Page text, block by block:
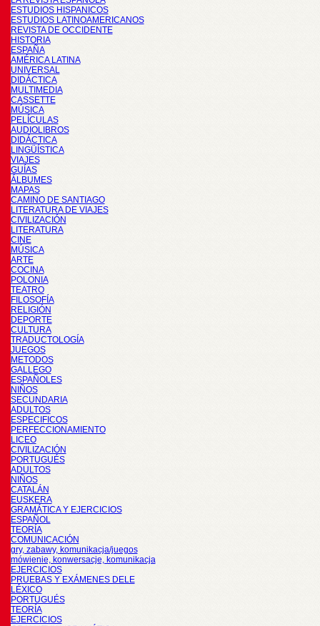
ESTUDIOS HISPANICOS
ESTUDIOS LATINOAMERICANOS
REVISTA DE OCCIDENTE
HISTORIA
ESPAÑA
AMÉRICA LATINA
UNIVERSAL
DIDÁCTICA
MULTIMEDIA
CASSETTE
MÚSICA
PELÍCULAS
AUDIOLIBROS
DIDÁCTICA
LINGÜÍSTICA
VIAJES
GUÍAS
ÁLBUMES
MAPAS
CAMINO DE SANTIAGO
LITERATURA DE VIAJES
CIVILIZACIÓN
LITERATURA
CINE
MÚSICA
ARTE
COCINA
POLONIA
TEATRO
FILOSOFÍA
RELIGIÓN
DEPORTE
CULTURA
TRADUCTOLOGÍA
JUEGOS
METODOS
GALLEGO
ESPAÑOLES
NIÑOS
SECUNDARIA
ADULTOS
ESPECIFICOS
PERFECCIONAMIENTO
LICEO
CIVILIZACIÓN
PORTUGUÉS
ADULTOS
NIÑOS
CATALÁN
EUSKERA
GRAMÁTICA Y EJERCICIOS
ESPAÑOL
TEORÍA
COMUNICACIÓN
gry, zabawy, komunikacja/juegos
mówienie, konwersacje, komunikacja
EJERCICIOS
PRUEBAS Y EXÁMENES DELE
LÉXICO
PORTUGUÉS
TEORÍA
EJERCICIOS